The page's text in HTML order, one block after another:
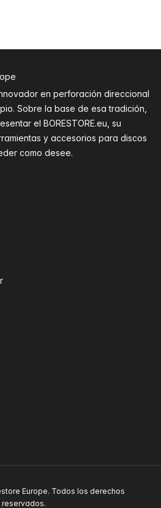
en perforación direccional
Sobre la base de esa tradición,
el BORESTORE.eu, su
y accesorios para discos
como desee.
Europe. Todos los derechos
reservados.